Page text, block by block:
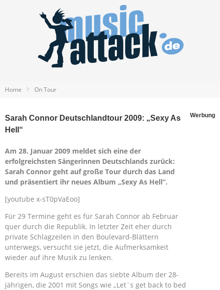
Home On Tour
Sarah Connor Deutschlandtour 2009: „Sexy As
Hell“
Werbung
Am 28. Januar 2009 meldet sich eine der
erfolgreichsten Sängerinnen Deutschlands zurück:
Sarah Connor geht auf große Tour durch das Land
und präsentiert ihr neues Album „Sexy As Hell“.
[youtube x-sT0pVaEoo]
Für 29 Termine geht es für Sarah Connor ab Februar
quer durch die Republik. In letzter Zeit eher durch
private Schlagzeilen in den Boulevard-Blättern
unterwegs, versucht sie jetzt, die Aufmerksamkeit
wieder auf ihre Musik zu lenken.
Bereits im August erschien das siebte Album der 28-
jährigen, die 2001 mit Songs wie „Let´s get back to bed